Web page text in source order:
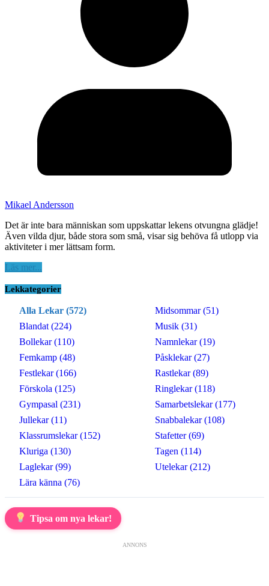
Mikael Andersson
Det är inte bara människan som uppskattar lekens otvungna glädje!
Även vilda djur, både stora som små, visar sig behöva få utlopp via
aktiviteter i mer lättsam form.
Läs mer...
Lekkategorier
Alla Lekar (572)
Blandat (224)
Bollekar (110)
Femkamp (48)
Festlekar (166)
Förskola (125)
Gympasal (231)
Jullekar (11)
Klassrumslekar (152)
Kluriga (130)
Laglekar (99)
Lära känna (76)
Midsommar (51)
Musik (31)
Namnlekar (19)
Påsklekar (27)
Rastlekar (89)
Ringlekar (118)
Samarbetslekar (177)
Snabbalekar (108)
Stafetter (69)
Tagen (114)
Utelekar (212)
Tipsa om nya lekar!
ANNONS